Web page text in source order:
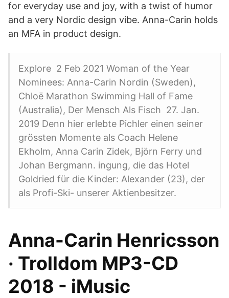
for everyday use and joy, with a twist of humor
and a very Nordic design vibe. Anna-Carin holds
an MFA in product design.
Explore 2 Feb 2021 Woman of the Year
Nominees: Anna-Carin Nordin (Sweden),
Chloë Marathon Swimming Hall of Fame
(Australia), Der Mensch Als Fisch 27. Jan.
2019 Denn hier erlebte Pichler einen seiner
grössten Momente als Coach Helene
Ekholm, Anna Carin Zidek, Björn Ferry und
Johan Bergmann. ingung, die das Hotel
Goldried für die Kinder: Alexander (23), der
als Profi-Ski- unserer Aktienbesitzer.
Anna-Carin Henricsson
· Trolldom MP3-CD
2018 - iMusic